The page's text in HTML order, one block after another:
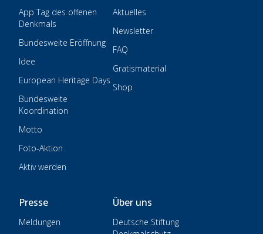
App Tag des offenen
Denkmals
Bundesweite Eröffnung
Idee
European Heritage Days
Bundesweite
Koordination
Motto
Foto-Aktion
Aktiv werden
Aktuelles
Newsletter
FAQ
Gratismaterial
Shop
Presse
Meldungen
Über uns
Deutsche Stiftung